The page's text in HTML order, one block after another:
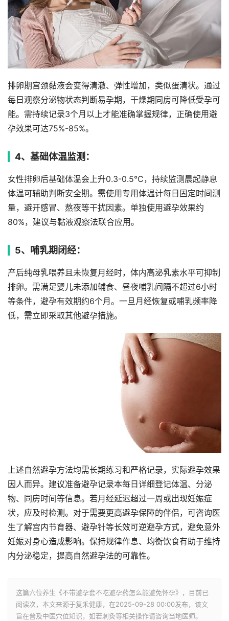
排卵期宫颈黏液会变得清澈、弹性增加，类似蛋清状。通过
每日观察分泌物状态判断易孕期，干燥期同房可降低受孕可
能。需持续记录3个月以上才能准确掌握规律，正确使用避
孕效果可达75%-85%。
4、基础体温监测：
女性排卵后基础体温会上升0.3-0.5℃，持续监测晨起静息
体温可辅助判断安全期。需使用专用体温计每日固定时间测
量，避开感冒、熬夜等干扰因素。单独使用避孕效果约
80%，建议与黏液观察法联合应用。
5、哺乳期闭经：
产后纯母乳喂养且未恢复月经时，体内高泌乳素水平可抑制
排卵。需满足婴儿未添加辅食、昼夜哺乳间隔不超过6小时
等条件，避孕有效期约6个月。一旦月经恢复或哺乳频率降
低，需立即采取其他避孕措施。
上述自然避孕方法均需长期练习和严格记录，实际避孕效果
因人而异。建议准备避孕记录本每日详细登记体温、分泌
物、同房时间等信息。若月经延迟超过一周或出现妊娠症
状，应及时检测。对于需要更高避孕保障的伴侣，可咨询医
生了解宫内节育器、避孕针等长效可逆避孕方式，避免意外
妊娠对身心造成影响。保持规律作息、均衡饮食有助于维持
内分泌稳定，提高自然避孕法的可靠性。
这篇穴位养生《不带避孕套不吃避孕药怎么能避免怀孕》，目前已
阅读次，本文来源于复禾健康，在2025-09-28 00:00发布，该文
旨在普及中医穴位知识，如若刺灸等相关操作请咨询当地医师。